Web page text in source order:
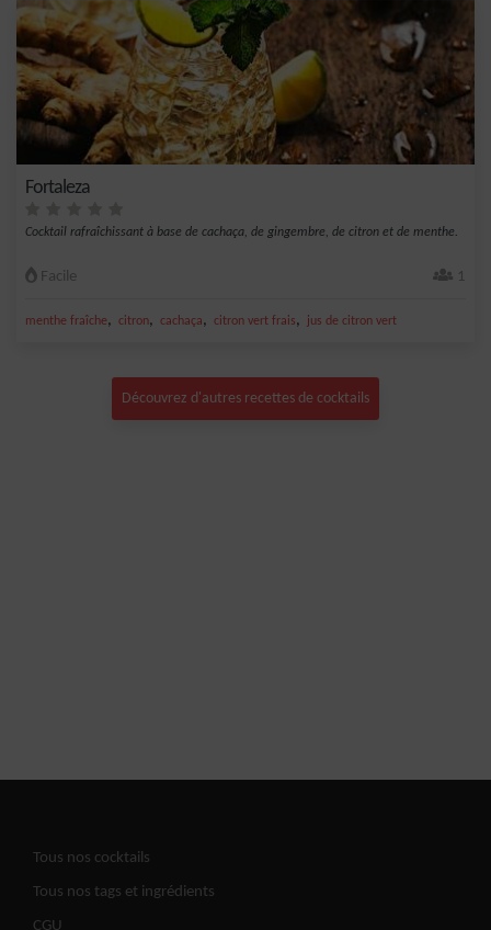
Fortaleza
Cocktail rafraîchissant à base de cachaça, de gingembre, de citron et de menthe.
Facile 1
menthe fraîche, citron, cachaça, citron vert frais, jus de citron vert
Découvrez d'autres recettes de cocktails
Tous nos cocktails
Tous nos tags et ingrédients
CGU